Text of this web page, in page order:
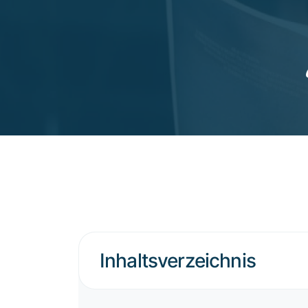
Inhaltsverzeichnis